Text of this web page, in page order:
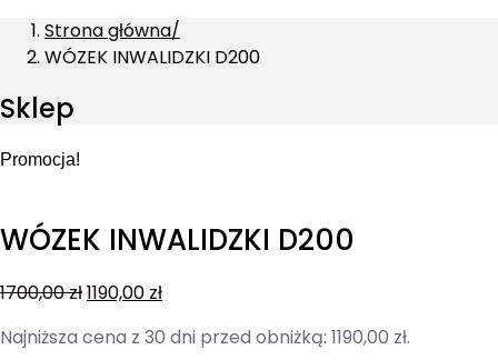
Strona główna
WÓZEK INWALIDZKI D200
Sklep
Promocja!
WÓZEK INWALIDZKI D200
1700,00zł1190,00 zł
Najniższa cena z 30 dni przed obniżką: 1190,00 zł.